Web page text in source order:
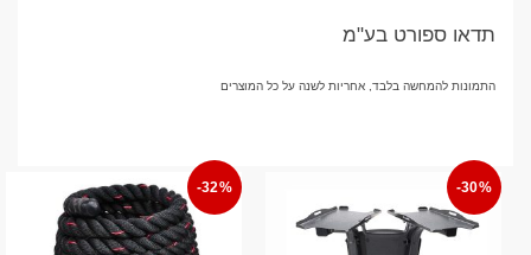
תדאו ספורט בע"מ
התמונות להמחשה בלבד, אחריות לשנה על כל המוצרים
-30%
-32%